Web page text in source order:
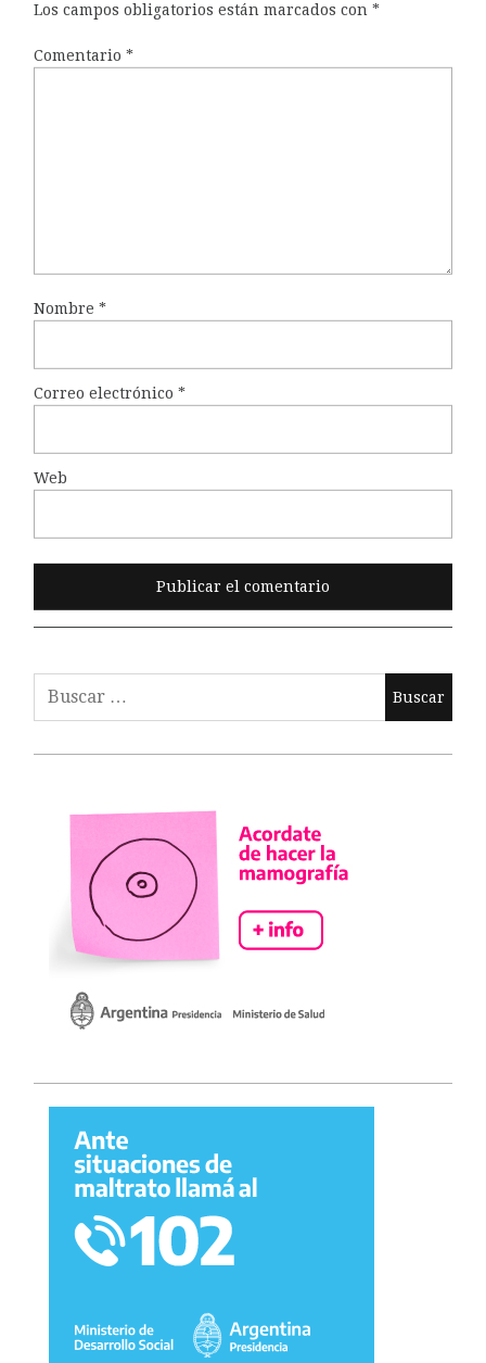
Los campos obligatorios están marcados con *
Comentario *
Nombre *
Correo electrónico *
Web